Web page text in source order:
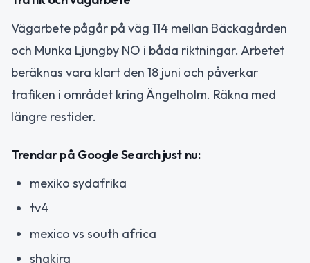
Vägarbete pågår på väg 114 mellan Bäckagården
och Munka Ljungby NO i båda riktningar. Arbetet
beräknas vara klart den 18 juni och påverkar
trafiken i området kring Ängelholm. Räkna med
längre restider.
Trendar på Google Search just nu:
mexiko sydafrika
tv4
mexico vs south africa
shakira